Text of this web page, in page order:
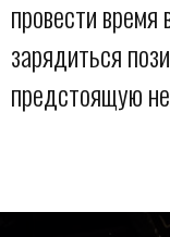
провести
зарядиться
предстоящую